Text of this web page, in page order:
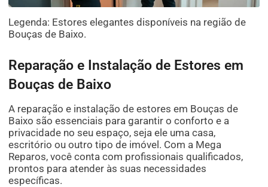
Legenda: Estores elegantes disponíveis na região de
Bouças de Baixo.
Reparação e Instalação de Estores em
Bouças de Baixo
A reparação e instalação de estores em Bouças de
Baixo são essenciais para garantir o conforto e a
privacidade no seu espaço, seja ele uma casa,
escritório ou outro tipo de imóvel. Com a Mega
Reparos, você conta com profissionais qualificados,
prontos para atender às suas necessidades
específicas.